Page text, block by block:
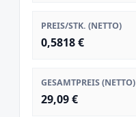
PREIS/STK. (NETTO)
0,5818 €
GESAMTPREIS (NETTO)
29,09 €